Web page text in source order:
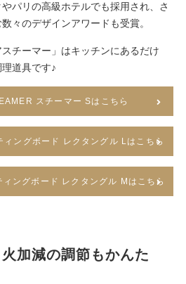
パリの高級ホテルでも採用され、さ
々のデザインアワードも受賞。
チーマー」はキッチンにあるだけ
道具です♪
スチーマー Sはこちら
ィングボード レクタングル Lはこちら
ングボード レクタングル Mはこちら
加減の調節もかんた